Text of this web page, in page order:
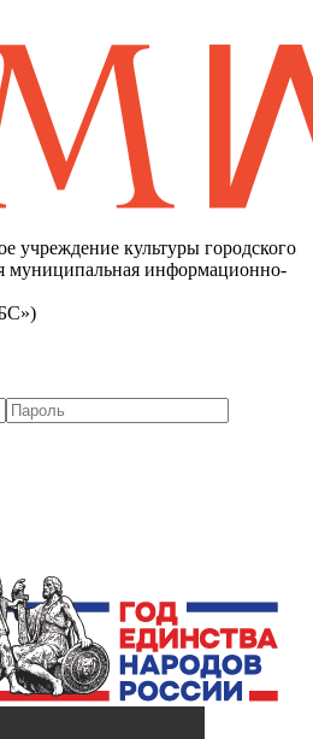
учреждение культуры городского
муниципальная информационно-